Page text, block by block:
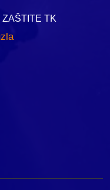
ZAŠTITE TK